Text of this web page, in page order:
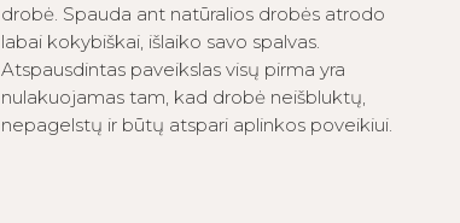
drobė. Spauda ant natūralios drobės atrodo
labai kokybiškai, išlaiko savo spalvas.
Atspausdintas paveikslas visų pirma yra
nulakuojamas tam, kad drobė neišbluktų,
nepagelstų ir būtų atspari aplinkos poveikiui.